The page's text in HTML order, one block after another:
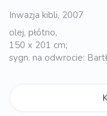
Inwazja kibli, 2007
olej, płótno,
150 x 201 cm;
sygn. na odwrocie: